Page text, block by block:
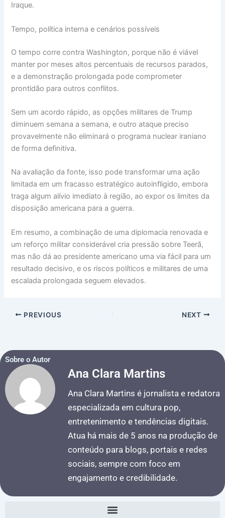
Iraque.
Tempo, política interna e cenários possíveis
O tempo corre contra Washington, porque não é viável
manter por meses altos percentuais de recursos parados,
e a demonstração prolongada pode comprometer
prontidão para outros conflitos.
Sem um acordo rápido, as opções militares de Trump
diminuem semana a semana, e outro ataque preciso
provavelmente não eliminará o programa nuclear iraniano
de forma definitiva.
Na avaliação da fonte, isso pode transformar uma ação
limitada em um fracasso estratégico autoinfligido, embora
traga algum alívio imediato à região, ao expor os limites da
disposição americana para a guerra.
Em resumo, a combinação de uma diplomacia renovada e
um reforço militar considerável cria pressão sobre Teerã,
mas não dá ao presidente americano uma via fácil para um
resultado decisivo, e os riscos políticos e militares de uma
escalada prolongada seguem elevados.
PREVIOUS NEXT
Sobre o Autor
Ana Clara Martins
Ana Clara Martins é jornalista e redatora
especializada em cultura pop,
entretenimento e tendências digitais.
Atua há mais de 5 anos na produção de
conteúdo para blogs, portais e redes
sociais, sempre com foco em
engajamento e credibilidade.